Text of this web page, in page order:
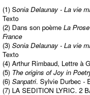
(1) Sonia Delaunay - La vie
Texto
(2) Dans son poème La
France
(3) Sonia Delaunay - La vie
Texto
(4) Arthur Rimbaud, Lettre à
(5) The origins of Joy in
(6) Sanpatri. Sylvie Durbec -
(7) LA SEDITION LYRIC. 2